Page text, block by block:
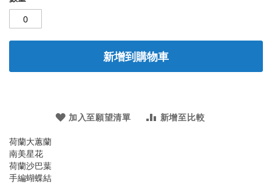
gallery
新增到購物車
加入至願望清單 新增至比較
荷蘭大蕙蘭
南美星花
荷蘭沙巴葉
手編蝴蝶結